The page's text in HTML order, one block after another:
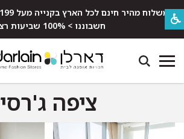
חשבוננו > 100% שביעות רצון
ציפה ג'רסי